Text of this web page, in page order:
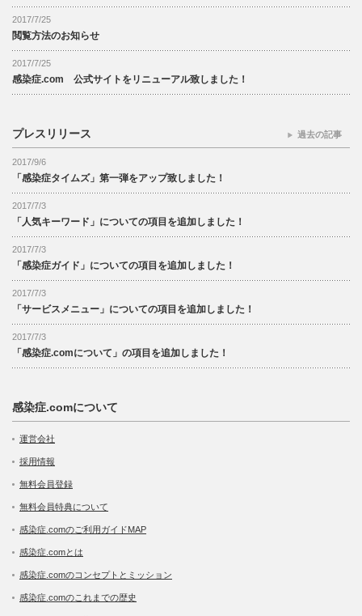
2017/7/25
閲覧方法のお知らせ
2017/7/25
感染症.com 公式サイトをリニューアル致しました！
プレスリリース
2017/9/6
「感染症タイムズ」第一弾をアップ致しました！
2017/7/3
「人気キーワード」についての項目を追加しました！
2017/7/3
「感染症ガイド」についての項目を追加しました！
2017/7/3
「サービスメニュー」についての項目を追加しました！
2017/7/3
「感染症.comについて」の項目を追加しました！
過去の記事
感染症.comについて
運営会社
採用情報
無料会員登録
無料会員特典について
感染症.comのご利用ガイドMAP
感染症.comとは
感染症.comのコンセプトとミッション
感染症.comのこれまでの歴史